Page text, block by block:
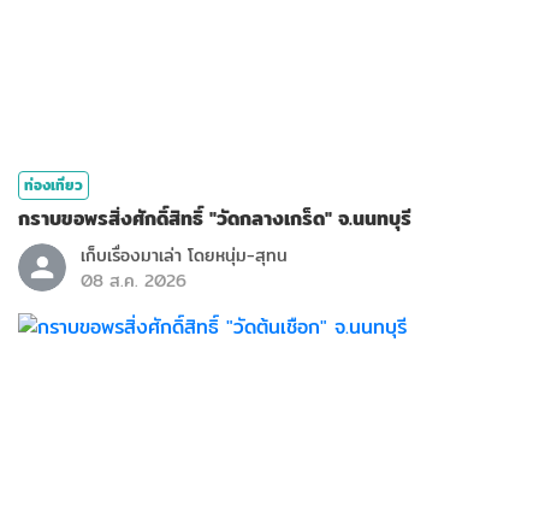
ท่องเที่ยว
กราบขอพรสิ่งศักดิ์สิทธิ์ "วัดกลางเกร็ด" จ.นนทบุรี
เก็บเรื่องมาเล่า โดยหนุ่ม-สุทน
08 ส.ค. 2026